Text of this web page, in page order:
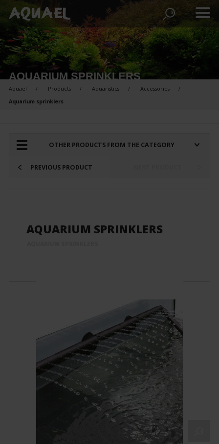
AQUARIUM SPRINKLERS
Aquael Products Aquaristics
Accessories
Aquarium sprinklers
PRODUCTS FOR COMPARISON:
OTHER PRODUCTS FROM THE CATEGORY
PREVIOUS PRODUCT
AQUARIUM SPRINKLERS